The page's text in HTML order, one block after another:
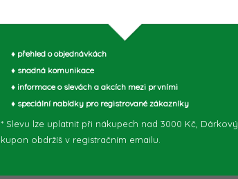
♦ přehled o objednávkách
♦ snadná komunikace
♦ informace o slevách a akcích mezi prvními
♦ speciální nabídky pro registrované zákazníky
* Slevu lze uplatnit při nákupech nad 3000 Kč, Dárkový
kupon obdržíš v registračním emailu.